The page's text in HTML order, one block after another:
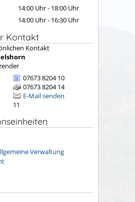
14:00 Uhr- 18:00 Uhr
14:00 Uhr- 16:30 Uhr
Kontakt
07673 8204 10
07673 8204 14
E-Mail senden
11
Verwaltung